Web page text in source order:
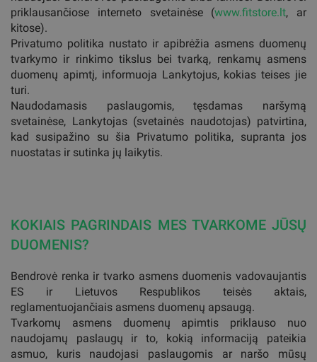
priklausančiose interneto svetainėse (www.fitstore.lt, ar
kitose).
Privatumo politika nustato ir apibrėžia asmens duomenų
tvarkymo ir rinkimo tikslus bei tvarką, renkamų asmens
duomenų apimtį, informuoja Lankytojus, kokias teises jie
turi.
Naudodamasis paslaugomis, tęsdamas naršymą
svetainėse, Lankytojas (svetainės naudotojas) patvirtina,
kad susipažino su šia Privatumo politika, supranta jos
nuostatas ir sutinka jų laikytis.
KOKIAIS PAGRINDAIS MES TVARKOME JŪSŲ
DUOMENIS?
Bendrovė renka ir tvarko asmens duomenis vadovaujantis
ES ir Lietuvos Respublikos teisės aktais,
reglamentuojančiais asmens duomenų apsaugą.
Tvarkomų asmens duomenų apimtis priklauso nuo
naudojamų paslaugų ir to, kokią informaciją pateikia
asmuo, kuris naudojasi paslaugomis ar naršo mūsų